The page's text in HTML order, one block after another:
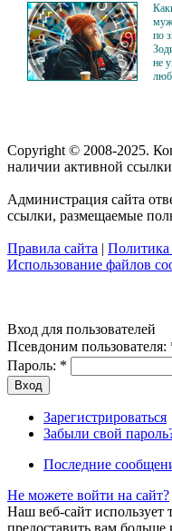
по
не
Copyright © 2008-2025.
наличии активной
Администрация сайта
ссылки, размещаемые
Правила сайта | Политика
Использование файлов
Вход для пользователей
Псевдоним пользователя:
Пароль: *
Зарегистрироваться
Забыли свой
Последние
Не можете войти на сайт?
Наш веб-сайт
предоставить вам больше